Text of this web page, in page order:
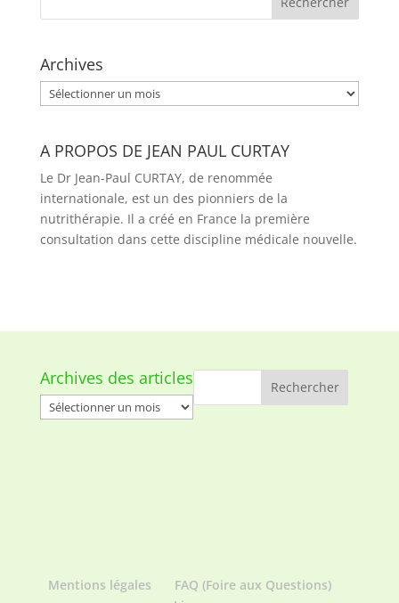
Archives
Archives
A PROPOS DE JEAN PAUL CURTAY
Le Dr Jean-Paul CURTAY, de renommée
internationale, est un des pionniers de la
nutrithérapie. Il a créé en France la première
consultation dans cette discipline médicale nouvelle.
Archives des articles
Archives
des
Mentions légales
FAQ (Foire aux Questions)